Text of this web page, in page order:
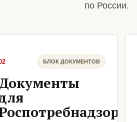
по России.
БЛОК ДОКУМЕНТОВ